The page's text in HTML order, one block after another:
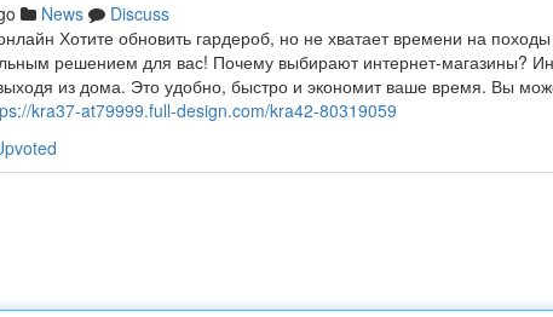
News
Discuss
Хотите обновить гардероб, но не хватает времени на
решением для вас! Почему выбирают интернет-магазины?
из дома. Это удобно, быстро и экономит ваше время. Вы
kra37-at79999.full-design.com/kra42-80319059